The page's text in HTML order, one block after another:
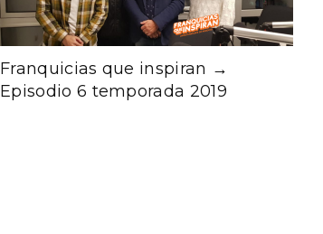
Franquicias que inspiran →
Episodio 6 temporada 2019